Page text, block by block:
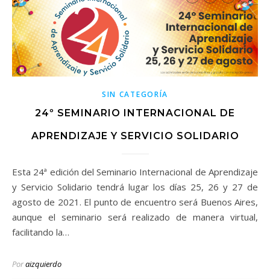
SIN CATEGORÍA
24º SEMINARIO INTERNACIONAL DE
APRENDIZAJE Y SERVICIO SOLIDARIO
Esta 24ª edición del Seminario Internacional de Aprendizaje
y Servicio Solidario tendrá lugar los días 25, 26 y 27 de
agosto de 2021. El punto de encuentro será Buenos Aires,
aunque el seminario será realizado de manera virtual,
facilitando la…
Poraizquierdo